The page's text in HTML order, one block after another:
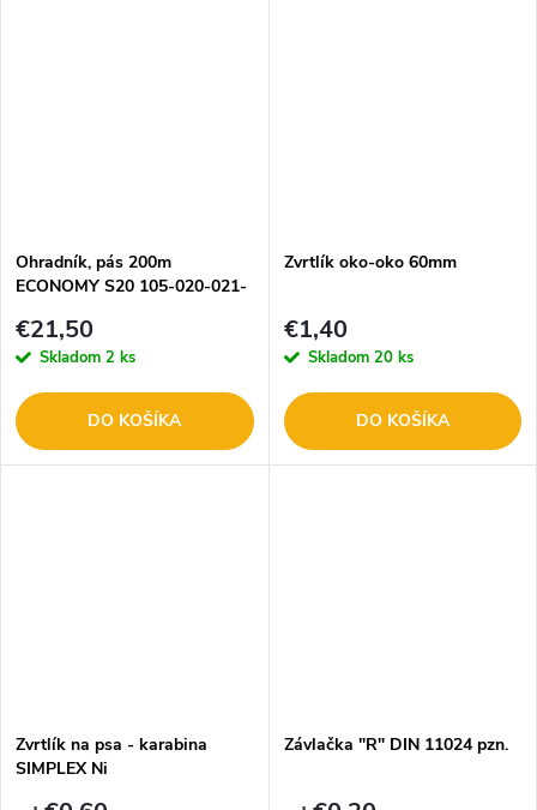
Ohradník, pás 200m
ECONOMY S20 105-020-021-
€21,50
Skladom 2 ks
DO KOŠÍKA
Zvrtlík oko-oko 60mm
€1,40
Skladom 20 ks
DO KOŠÍKA
Zvrtlík na psa - karabina
SIMPLEX Ni
Závlačka "R" DIN 11024 pzn.